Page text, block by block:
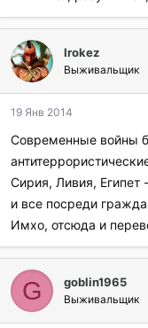
Irokez
Выживальщик
19 Янв 2014
Современные войны
Сирия, Ливия, Египет
и все посреди
Имхо, отсюда и
G goblin1965
Выживальщик